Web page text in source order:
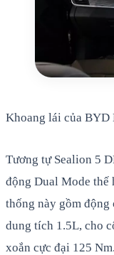
Khoang lái của BYD
Tương tự Sealion 5
động Dual Mode thế
thống này gồm
dung tích 1.5L, cho
xoắn cực đại 125 Nm.